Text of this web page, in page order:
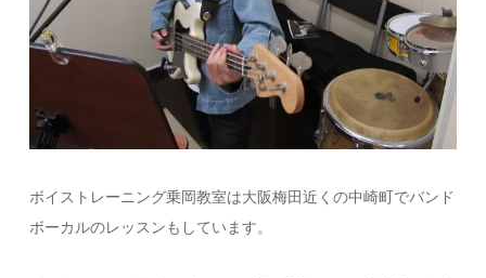
ボイストレーニング乗岡教室は大阪梅田近くの中崎町でバンド
ボーカルのレッスンもしています。